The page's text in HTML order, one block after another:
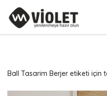
Ball Tasarim Berjer etiketi için